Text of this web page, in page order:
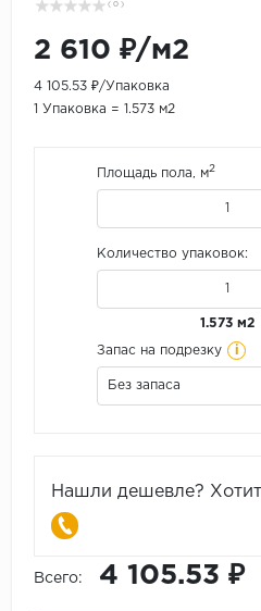
( 0 )
2 610 ₽/м2
4 105.53 ₽/Упаковка
1 Упаковка = 1.573 м2
Площадь пола, м2
Количество упаковок:
1.573 м2
Запас на подрезку i
Без запаса
Нашли дешевле?
Всего: 4 105.53 ₽